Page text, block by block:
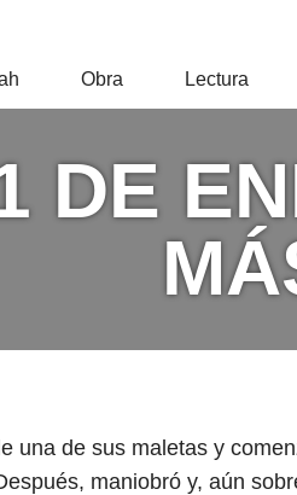
Obra Lectura
DE
una de sus maletas y
maniobró y, aún